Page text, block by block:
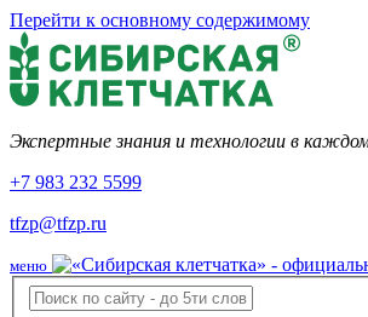
Перейти к основному содержимому
Экспертные знания и технологии в
+7 983 232 5599
tfzp@tfzp.ru
меню